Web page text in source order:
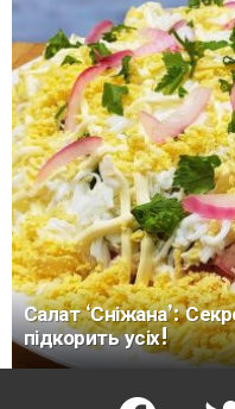
Салат ‘Сніжана’:
підкорить усіх!
facebook